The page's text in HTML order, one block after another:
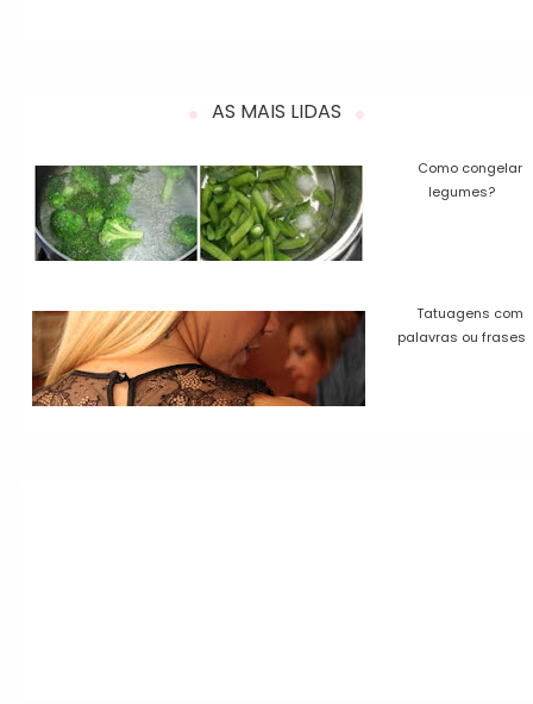
AS MAIS LIDAS
Como congelar
legumes?
Tatuagens com
palavras ou frases